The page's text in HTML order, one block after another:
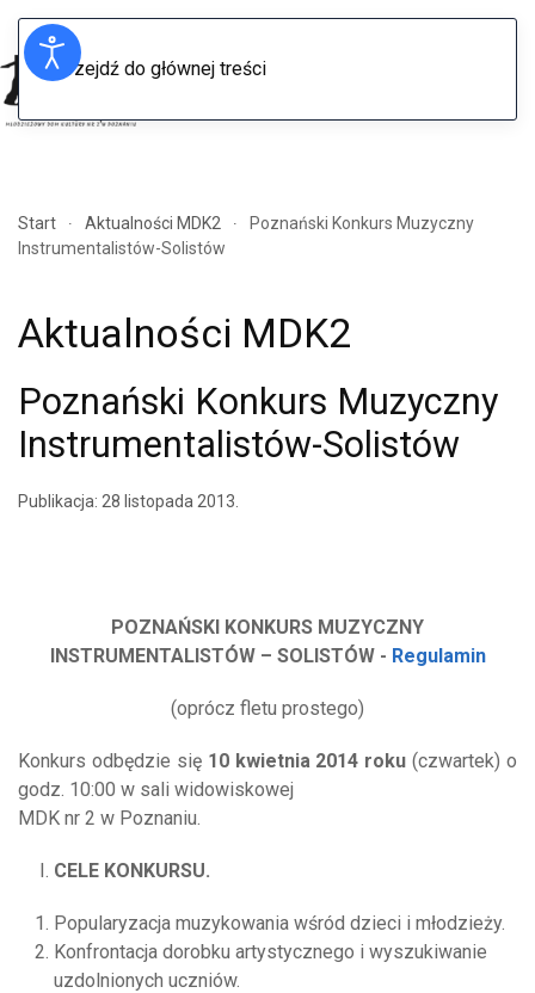
Przejdź do głównej treści
Start Aktualności MDK2
Poznański Konkurs Muzyczny
Instrumentalistów-Solistów
Aktualności MDK2
Poznański Konkurs Muzyczny
Instrumentalistów-Solistów
Publikacja: 28 listopada 2013
POZNAŃSKI KONKURS MUZYCZNY
INSTRUMENTALISTÓW – SOLISTÓW - Regulamin
(oprócz fletu prostego)
Konkurs odbędzie się 10 kwietnia 2014 roku (czwartek) o
godz. 10:00 w sali widowiskowej
MDK nr 2 w Poznaniu.
CELE KONKURSU.
Popularyzacja muzykowania wśród dzieci i młodzieży.
Konfrontacja dorobku artystycznego i wyszukiwanie
uzdolnionych uczniów.